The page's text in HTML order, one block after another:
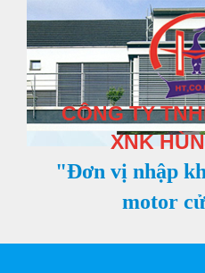
CÔNG TY
XNK
"Đơn vị nhập
motor